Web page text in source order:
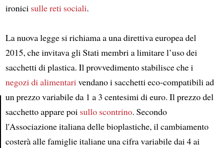
Article
ironici sulle reti sociali.
La nuova legge si richiama a una direttiva europea del
2015, che invitava gli Stati membri a limitare l’uso dei
sacchetti di plastica. Il provvedimento stabilisce che i
negozi di alimentarivendano i sacchetti eco-compatibili ad
un prezzo variabile da 1 a 3 centesimi di euro. Il prezzo del
sacchetto appare poi sullo scontrino. Secondo
l'Associazione italiana delle bioplastiche, il cambiamento
costerà alle famiglie italiane una cifra variabile dai 4 ai